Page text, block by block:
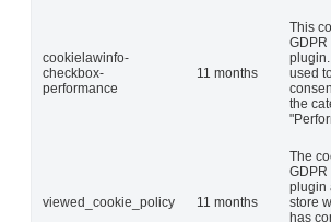
cookielawinfo-
checkbox-
performance
11 months
This
used
the
viewed_cookie_policy 11 months
The
plugin
store
has